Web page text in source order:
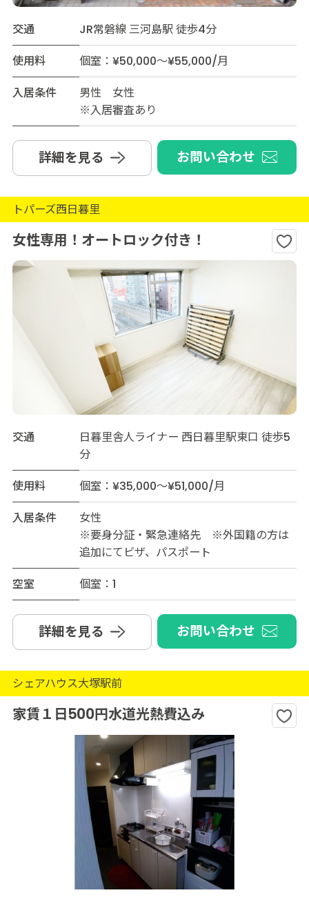
交通
JR常磐線 三河島駅 徒歩4分
使用料
個室：¥50,000～¥55,000/月
入居条件
男性 女性
※入居審査あり
詳細を見る お問い合わせ
トパーズ西日暮里
女性専用！オートロック付き！
交通
日暮里舎人ライナー 西日暮里駅東口 徒歩5
分
使用料
個室：¥35,000～¥51,000/月
入居条件
女性
※要身分証・緊急連絡先 ※外国籍の方は
追加にてビザ、パスポート
空室
個室：1
詳細を見る お問い合わせ
シェアハウス大塚駅前
家賃１日500円水道光熱費込み